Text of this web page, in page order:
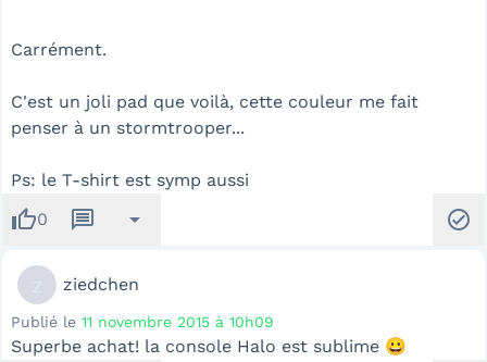
Carrément.
C'est un joli pad que voilà, cette couleur me fait
penser à un stormtrooper...
Ps: le T-shirt est symp aussi
thumb_up0 message arrow_drop_down check_circle
ziedchen
Publié le 11 novembre 2015 à 10h09
Superbe achat! la console Halo est sublime 😀